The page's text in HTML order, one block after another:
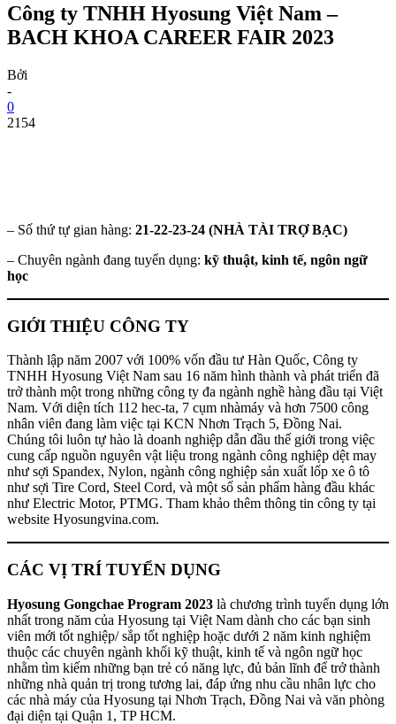
Công ty TNHH Hyosung Việt Nam –
BACH KHOA CAREER FAIR 2023
Bởi
-
0
2154
– Số thứ tự gian hàng: 21-22-23-24 (NHÀ TÀI TRỢ BẠC)
– Chuyên ngành đang tuyển dụng: kỹ thuật, kinh tế, ngôn ngữ
học
GIỚI THIỆU CÔNG TY
Thành lập năm 2007 với 100% vốn đầu tư Hàn Quốc, Công ty
TNHH Hyosung Việt Nam sau 16 năm hình thành và phát triển đã
trở thành một trong những công ty đa ngành nghề hàng đầu tại Việt
Nam. Với diện tích 112 hec-ta, 7 cụm nhàmáy và hơn 7500 công
nhân viên đang làm việc tại KCN Nhơn Trạch 5, Đồng Nai.
Chúng tôi luôn tự hào là doanh nghiệp dẫn đầu thế giới trong việc
cung cấp nguồn nguyên vật liệu trong ngành công nghiệp dệt may
như sợi Spandex, Nylon, ngành công nghiệp sản xuất lốp xe ô tô
như sợi Tire Cord, Steel Cord, và một số sản phẩm hàng đầu khác
như Electric Motor, PTMG. Tham khảo thêm thông tin công ty tại
website Hyosungvina.com.
CÁC VỊ TRÍ TUYỂN DỤNG
Hyosung Gongchae Program 2023 là chương trình tuyển dụng lớn
nhất trong năm của Hyosung tại Việt Nam dành cho các bạn sinh
viên mới tốt nghiệp/ sắp tốt nghiệp hoặc dưới 2 năm kinh nghiệm
thuộc các chuyên ngành khối kỹ thuật, kinh tế và ngôn ngữ học
nhằm tìm kiếm những bạn trẻ có năng lực, đủ bản lĩnh để trở thành
những nhà quản trị trong tương lai, đáp ứng nhu cầu nhân lực cho
các nhà máy của Hyosung tại Nhơn Trạch, Đồng Nai và văn phòng
đại diện tại Quận 1, TP HCM.